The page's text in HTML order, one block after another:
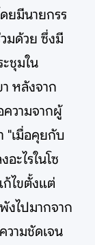
ยมีนายกรร
มด้วย ซึ่งมี
ชุมใน
หลังจาก
วามจากผู้
"เมื่อคุยกับ
ะไรในโซ
ไขตั้งแต่
งไปมากจาก
วามชัดเจน